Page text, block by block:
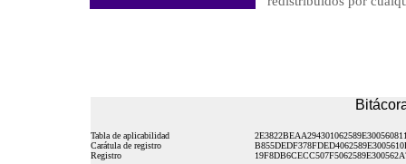
Tabla de aplicabilidad
Carátula de registro
Registro